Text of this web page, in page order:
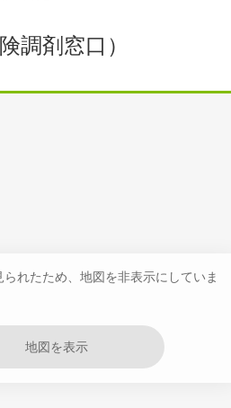
調剤窓口）
れたため、地図を非表示にしていま
地図を表示